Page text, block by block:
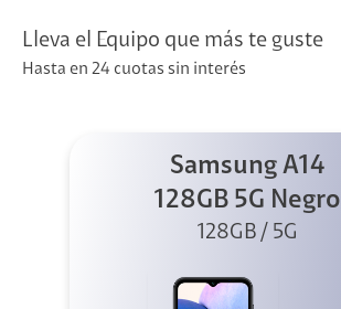
Lleva el Equipo que más te guste
Hasta en 24 cuotas sin interés
Samsung A14
128GB 5G Negro
128GB / 5G